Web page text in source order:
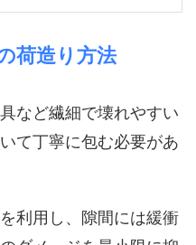
荷造り方法
など繊細で壊れやすい
て丁寧に包む必要があ
利用し、隙間には緩衝